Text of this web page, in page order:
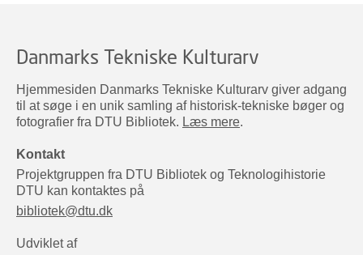
Danmarks Tekniske Kulturarv
Hjemmesiden Danmarks Tekniske Kulturarv giver adgang
til at søge i en unik samling af historisk-tekniske bøger og
fotografier fra DTU Bibliotek. Læs mere.
Kontakt
Projektgruppen fra DTU Bibliotek og Teknologihistorie
DTU kan kontaktes på
bibliotek@dtu.dk
Udviklet af